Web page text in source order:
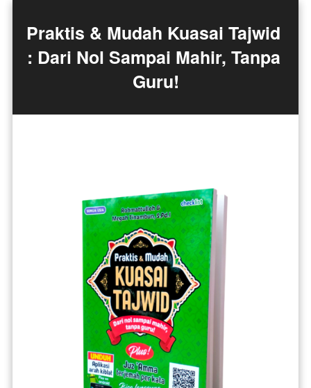
Praktis & Mudah Kuasai Tajwid
: Dari Nol Sampai Mahir, Tanpa
Guru!